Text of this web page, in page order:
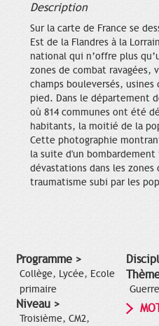
Description
Sur la carte de France se
Est de la Flandres à la
national qui n’offre plus
zones de combat ravagées,
champs bouleversés,
pied. Dans le département
où 814 communes ont été
habitants, la moitié de la
Cette photographie
la suite d'un
dévastations dans les
traumatisme subi par les
Programme >
Collège, Lycée, Ecole
primaire
Niveau >
Troisième, CM2,